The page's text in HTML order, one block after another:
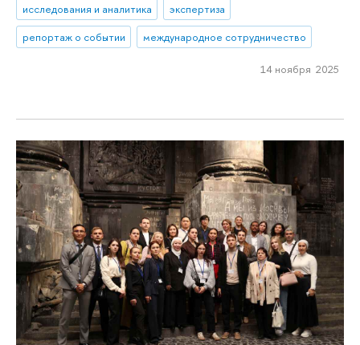
исследования и аналитика
экспертиза
репортаж о событии
международное сотрудничество
14 ноября 2025